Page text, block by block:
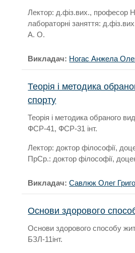
Лектор: д.фіз.вих., професор
лабораторні заняття:
А. О.
Викладач: Ногас Анжела
Теорія і методика
спорту
Теорія і методика обраного
ФСР-41, ФСР-31 інт.
Лектор: доктор філософії,
ПрСр.: доктор філософії,
Викладач:Савлюк Олег
Основи здорового
Основи здорового способу
БЗЛ-11інт.